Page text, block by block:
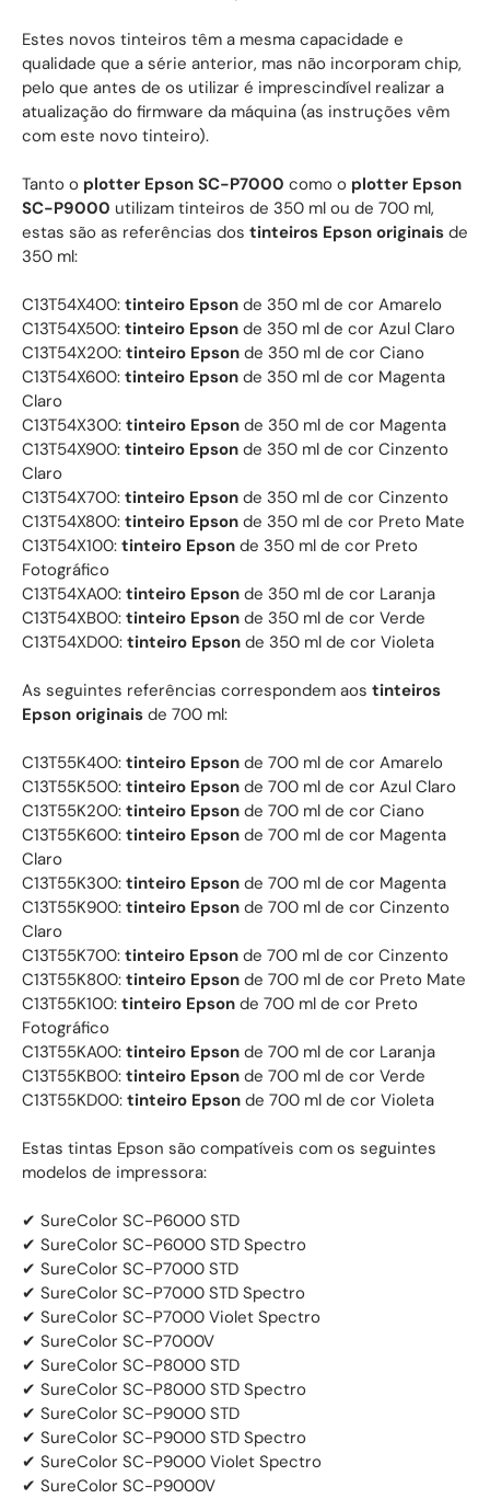
Estes novos tinteiros têm a mesma capacidade e
qualidade que a série anterior, mas não incorporam chip,
pelo que antes de os utilizar é imprescindível realizar a
atualização do firmware da máquina (as instruções vêm
com este novo tinteiro).
Tanto o plotter Epson SC-P7000 como o plotter Epson
SC-P9000 utilizam tinteiros de 350 ml ou de 700 ml,
estas são as referências dos tinteiros Epson originais de
350 ml:
C13T54X400: tinteiro Epson de 350 ml de cor Amarelo
C13T54X500: tinteiro Epson de 350 ml de cor Azul Claro
C13T54X200: tinteiro Epson de 350 ml de cor Ciano
C13T54X600: tinteiro Epson de 350 ml de cor Magenta
Claro
C13T54X300: tinteiro Epson de 350 ml de cor Magenta
C13T54X900: tinteiro Epson de 350 ml de cor Cinzento
Claro
C13T54X700: tinteiro Epson de 350 ml de cor Cinzento
C13T54X800: tinteiro Epson de 350 ml de cor Preto Mate
C13T54X100: tinteiro Epson de 350 ml de cor Preto
Fotográfico
C13T54XA00: tinteiro Epson de 350 ml de cor Laranja
C13T54XB00: tinteiro Epson de 350 ml de cor Verde
C13T54XD00: tinteiro Epson de 350 ml de cor Violeta
As seguintes referências correspondem aos tinteiros
Epson originais de 700 ml:
C13T55K400: tinteiro Epson de 700 ml de cor Amarelo
C13T55K500: tinteiro Epson de 700 ml de cor Azul Claro
C13T55K200: tinteiro Epson de 700 ml de cor Ciano
C13T55K600: tinteiro Epson de 700 ml de cor Magenta
Claro
C13T55K300: tinteiro Epson de 700 ml de cor Magenta
C13T55K900: tinteiro Epson de 700 ml de cor Cinzento
Claro
C13T55K700: tinteiro Epson de 700 ml de cor Cinzento
C13T55K800: tinteiro Epson de 700 ml de cor Preto Mate
C13T55K100: tinteiro Epson de 700 ml de cor Preto
Fotográfico
C13T55KA00: tinteiro Epson de 700 ml de cor Laranja
C13T55KB00: tinteiro Epson de 700 ml de cor Verde
C13T55KD00: tinteiro Epson de 700 ml de cor Violeta
Estas tintas Epson são compatíveis com os seguintes
modelos de impressora:
✔ SureColor SC-P6000 STD
✔ SureColor SC-P6000 STD Spectro
✔ SureColor SC-P7000 STD
✔ SureColor SC-P7000 STD Spectro
✔ SureColor SC-P7000 Violet Spectro
✔ SureColor SC-P7000V
✔ SureColor SC-P8000 STD
✔ SureColor SC-P8000 STD Spectro
✔ SureColor SC-P9000 STD
✔ SureColor SC-P9000 STD Spectro
✔ SureColor SC-P9000 Violet Spectro
✔ SureColor SC-P9000V